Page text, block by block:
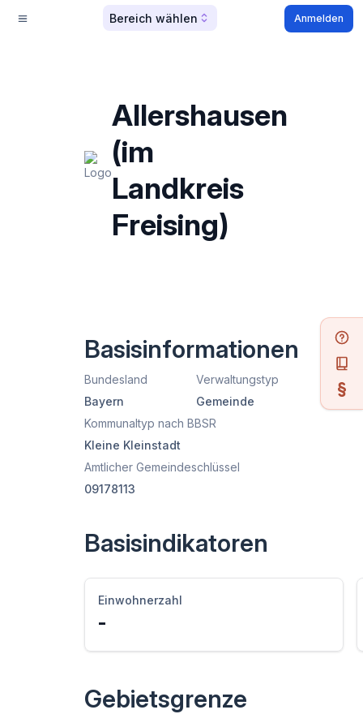
Bereich wählen Anmelden
Allershausen
(im
Landkreis
Freising)
Basisinformationen
Bundesland
Bayern
Verwaltungstyp
Gemeinde
Kommunaltyp nach BBSR
Kleine Kleinstadt
Amtlicher Gemeindeschlüssel
09178113
Basisindikatoren
Einwohnerzahl
-
Gebietsgrenze